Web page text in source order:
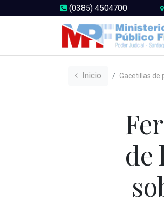
(0385) 4504700
Inicio Gacetillas de
de